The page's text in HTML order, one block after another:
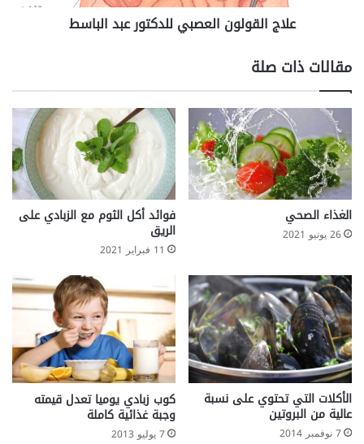
ب
و
ا
إ
ر
ه
ا
ق
ل
ع
ص
ي
ل
ل
د
ك
ت
و
ع
ب
د
ا
ل
ب
ا
س
ط
علاج القولون العصبي للدكتور عبد الباسط
مقالات ذات صلة
الغذاء الصحي
26 يونيو 2021
فوائد أكل الثوم مع الزبادي على
الريق
11 فبراير 2021
الأكلات التي تحتوي على نسبة
عالية من البروتين
7 نوفمبر 2014
كوب زبادي يوميا تعدل قيمته
وجبة غذائية كاملة
7 يوليو 2013